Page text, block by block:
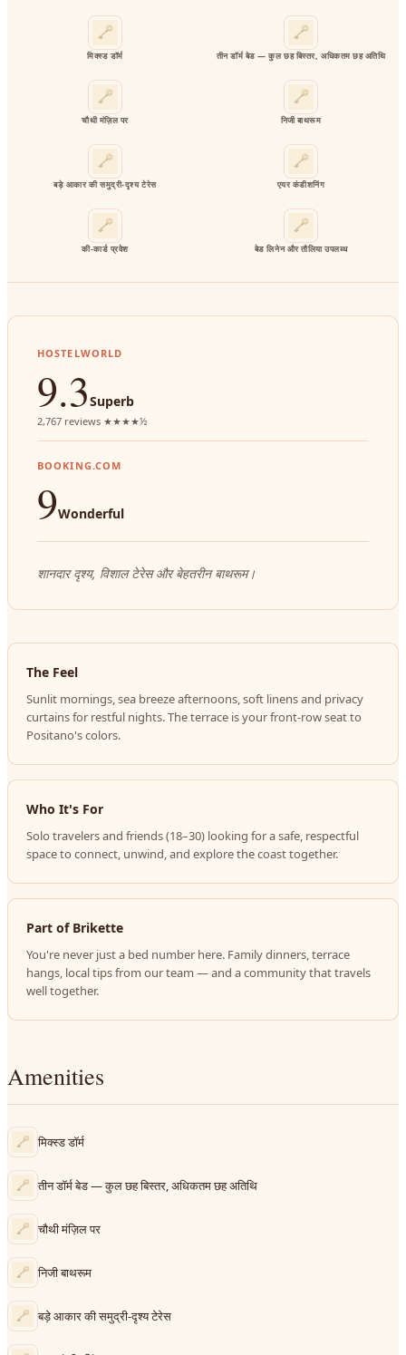
मिक्स्ड डॉर्म तीन डॉर्म बेड — कुल छह बिस्तर, अधिकतम छह अतिथि
चौथी मंज़िल पर निजी बाथरूम
बड़े आकार की समुद्री‑दृश्य टेरेस एयर कंडीशनिंग
की‑कार्ड प्रवेश बेड लिनेन और तौलिया उपलब्ध
HOSTELWORLD
9.3Superb
2,767 reviews ★★★★½
BOOKING.COM
9Wonderful
शानदार दृश्य, विशाल टेरेस और बेहतरीन बाथरूम।
The Feel
Sunlit mornings, sea breeze afternoons, soft linens and privacy
curtains for restful nights. The terrace is your front-row seat to
Positano's colors.
Who It's For
Solo travelers and friends (18–30) looking for a safe, respectful
space to connect, unwind, and explore the coast together.
Part of Brikette
You're never just a bed number here. Family dinners, terrace
hangs, local tips from our team — and a community that travels
well together.
Amenities
मिक्स्ड डॉर्म
तीन डॉर्म बेड — कुल छह बिस्तर, अधिकतम छह अतिथि
चौथी मंज़िल पर
निजी बाथरूम
बड़े आकार की समुद्री‑दृश्य टेरेस